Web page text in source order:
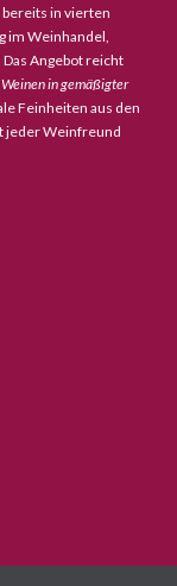
in vierten
im Weinhandel,
Angebot reicht
in gemäßigter
Feinheiten aus den
jeder Weinfreund